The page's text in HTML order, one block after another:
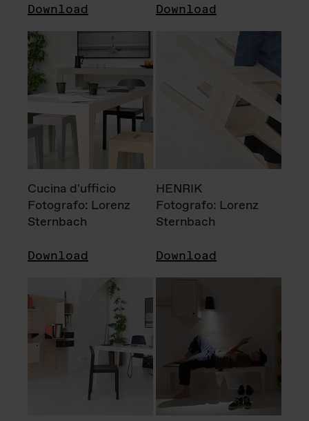
Download Download
Cucina d'ufficio
Fotografo: Lorenz
Sternbach
Download
HENRIK
Fotografo: Lorenz
Sternbach
Download